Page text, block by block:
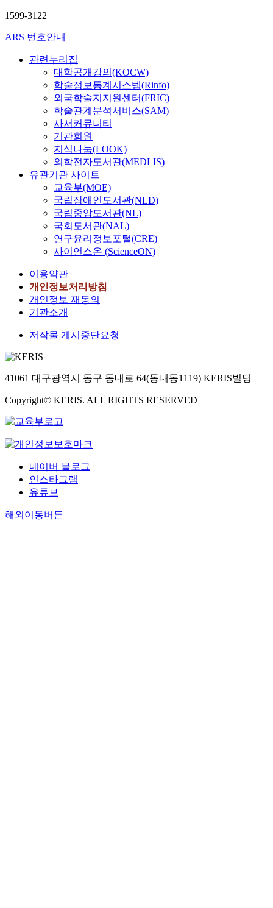
1599-3122
ARS 번호안내
관련누리집
대학공개강의(KOCW)
학술정보통계시스템(Rinfo)
외국학술지지원센터(FRIC)
학술관계분석서비스(SAM)
사서커뮤니티
기관회원
지식나눔(LOOK)
의학전자도서관(MEDLIS)
유관기관 사이트
교육부(MOE)
국립장애인도서관(NLD)
국립중앙도서관(NL)
국회도서관(NAL)
연구윤리정보포털(CRE)
사이언스온 (ScienceON)
이용약관
개인정보처리방침
개인정보 재동의
기관소개
저작물 게시중단요청
41061 대구광역시 동구 동내로 64(동내동1119) KERIS빌딩
Copyright© KERIS. ALL RIGHTS RESERVED
네이버 블로그
인스타그램
유튜브
해외이동버튼